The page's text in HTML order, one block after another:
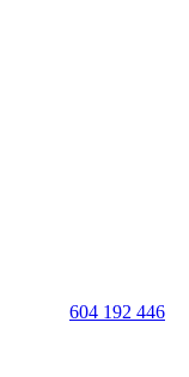
604 192 446